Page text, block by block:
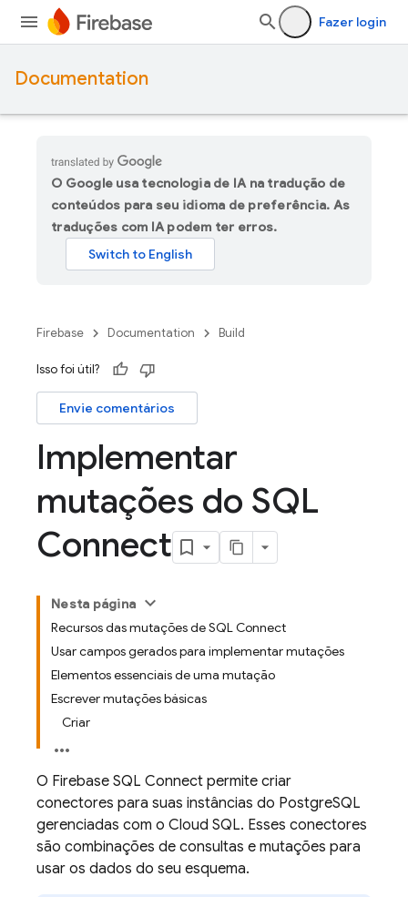
Fazer login
Documentation
O Google usa tecnologia de IA na tradução de
conteúdos para seu idioma de preferência. As
traduções com IA podem ter erros.
Firebase Documentation Build
Isso foi útil?
Envie comentários
Implementar
mutações do SQL
Connect
Nesta página
Recursos das mutações de SQL Connect
Usar campos gerados para implementar mutações
Elementos essenciais de uma mutação
Escrever mutações básicas
Criar
O Firebase SQL Connect permite criar
conectores para suas instâncias do PostgreSQL
gerenciadas com o Cloud SQL. Esses conectores
são combinações de consultas e mutações para
usar os dados do seu esquema.